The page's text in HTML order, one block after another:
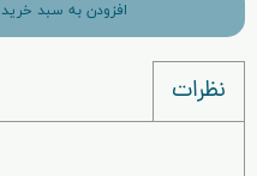
افزودن به سبد خرید
نظرات